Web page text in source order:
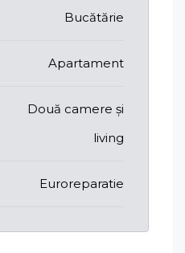
Bucătărie
Apartament
Două camere și
living
Euroreparatie